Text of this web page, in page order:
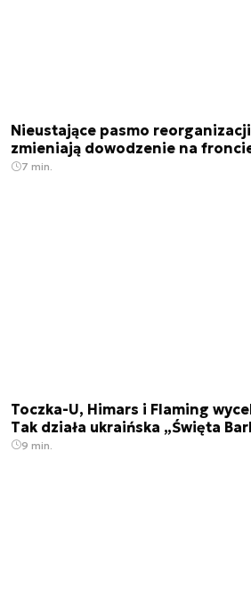
Nieustające pasmo
zmieniają dowodzenie na froncie
7 min.
Toczka-U, Himars i Flaming
Tak działa ukraińska „Święta
9 min.